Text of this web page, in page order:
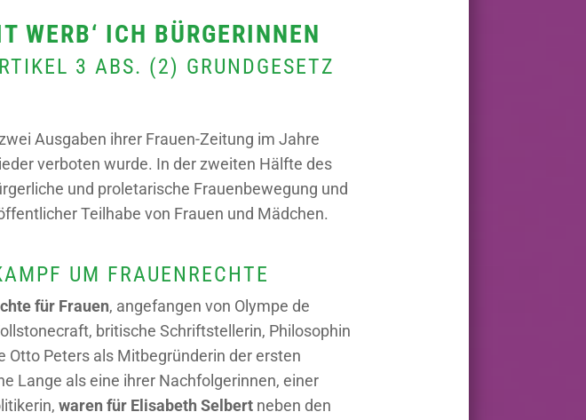
WERB‘ ICH BÜRGERINNEN
3 ABS. (2) GRUNDGESETZ
Ausgaben ihrer Frauen-Zeitung im Jahre
verboten wurde. In der zweiten Hälfte des
und proletarische Frauenbewegung und
Teilhabe von Frauen und Mädchen.
UM FRAUENRECHTE
für Frauen, angefangen von Olympe de
britische Schriftstellerin, Philosophin
Otto Peters als Mitbegründerin der ersten
Lange als eine ihrer Nachfolgerinnen, einer
waren für Elisabeth Selbert neben den